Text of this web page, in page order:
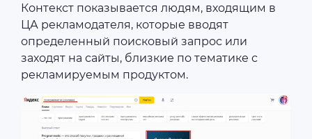
Контекст показывается людям, входящим в
ЦА рекламодателя, которые вводят
определенный поисковый запрос или
заходят на сайты, близкие по тематике с
рекламируемым продуктом.